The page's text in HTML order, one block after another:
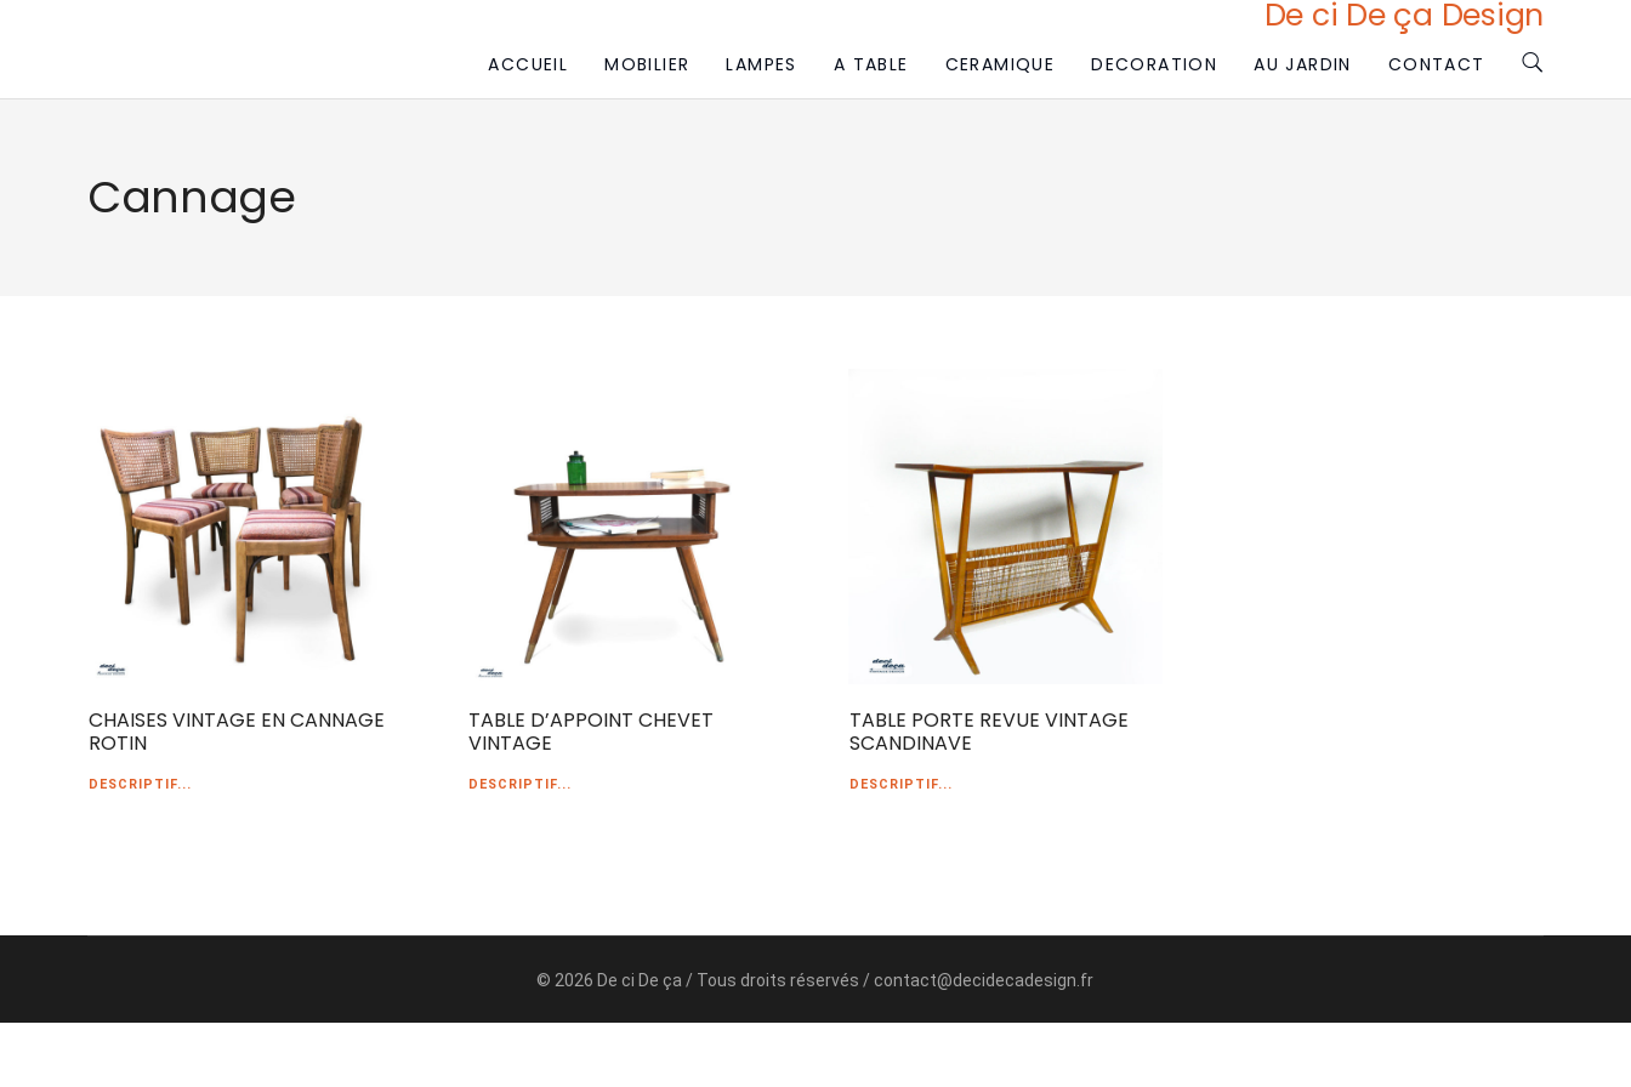
De ci De ça Design
ACCUEIL MOBILIER LAMPES A TABLE CERAMIQUE DECORATION AU JARDIN CONTACT
Cannage
CHAISES VINTAGE EN CANNAGE
ROTIN
DESCRIPTIF...
TABLE D’APPOINT CHEVET
VINTAGE
DESCRIPTIF...
TABLE PORTE REVUE VINTAGE
SCANDINAVE
DESCRIPTIF...
© 2026 De ci De ça / Tous droits réservés / contact@decidecadesign.fr